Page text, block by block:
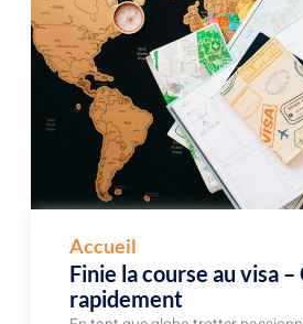
Accueil
Finie la course au visa
rapidement